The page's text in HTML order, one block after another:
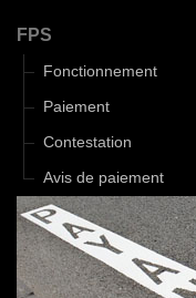
FPS
Fonctionnement
Paiement
Contestation
Avis de paiement